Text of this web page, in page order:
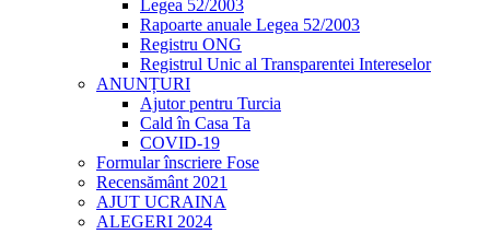
Legea 52/2003
Rapoarte anuale Legea 52/2003
Registru ONG
Registrul Unic al Transparentei Intereselor
ANUNȚURI
Ajutor pentru Turcia
Cald în Casa Ta
COVID-19
Formular înscriere Fose
Recensământ 2021
AJUT UCRAINA
ALEGERI 2024